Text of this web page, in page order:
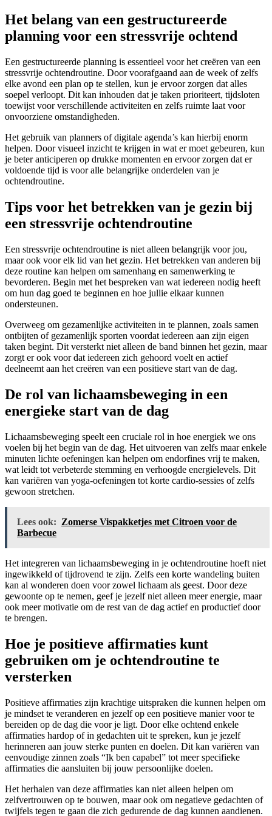
Het belang van een gestructureerde
planning voor een stressvrije ochtend
Een gestructureerde planning is essentieel voor het creëren van een
stressvrije ochtendroutine. Door voorafgaand aan de week of zelfs
elke avond een plan op te stellen, kun je ervoor zorgen dat alles
soepel verloopt. Dit kan inhouden dat je taken prioriteert, tijdsloten
toewijst voor verschillende activiteiten en zelfs ruimte laat voor
onvoorziene omstandigheden.
Het gebruik van planners of digitale agenda’s kan hierbij enorm
helpen. Door visueel inzicht te krijgen in wat er moet gebeuren, kun
je beter anticiperen op drukke momenten en ervoor zorgen dat er
voldoende tijd is voor alle belangrijke onderdelen van je
ochtendroutine.
Tips voor het betrekken van je gezin bij
een stressvrije ochtendroutine
Een stressvrije ochtendroutine is niet alleen belangrijk voor jou,
maar ook voor elk lid van het gezin. Het betrekken van anderen bij
deze routine kan helpen om samenhang en samenwerking te
bevorderen. Begin met het bespreken van wat iedereen nodig heeft
om hun dag goed te beginnen en hoe jullie elkaar kunnen
ondersteunen.
Overweeg om gezamenlijke activiteiten in te plannen, zoals samen
ontbijten of gezamenlijk sporten voordat iedereen aan zijn eigen
taken begint. Dit versterkt niet alleen de band binnen het gezin, maar
zorgt er ook voor dat iedereen zich gehoord voelt en actief
deelneemt aan het creëren van een positieve start van de dag.
De rol van lichaamsbeweging in een
energieke start van de dag
Lichaamsbeweging speelt een cruciale rol in hoe energiek we ons
voelen bij het begin van de dag. Het uitvoeren van zelfs maar enkele
minuten lichte oefeningen kan helpen om endorfines vrij te maken,
wat leidt tot verbeterde stemming en verhoogde energielevels. Dit
kan variëren van yoga-oefeningen tot korte cardio-sessies of zelfs
gewoon stretchen.
Lees ook: Zomerse Vispakketjes met Citroen voor de
Barbecue
Het integreren van lichaamsbeweging in je ochtendroutine hoeft niet
ingewikkeld of tijdrovend te zijn. Zelfs een korte wandeling buiten
kan al wonderen doen voor zowel lichaam als geest. Door deze
gewoonte op te nemen, geef je jezelf niet alleen meer energie, maar
ook meer motivatie om de rest van de dag actief en productief door
te brengen.
Hoe je positieve affirmaties kunt
gebruiken om je ochtendroutine te
versterken
Positieve affirmaties zijn krachtige uitspraken die kunnen helpen om
je mindset te veranderen en jezelf op een positieve manier voor te
bereiden op de dag die voor je ligt. Door elke ochtend enkele
affirmaties hardop of in gedachten uit te spreken, kun je jezelf
herinneren aan jouw sterke punten en doelen. Dit kan variëren van
eenvoudige zinnen zoals “Ik ben capabel” tot meer specifieke
affirmaties die aansluiten bij jouw persoonlijke doelen.
Het herhalen van deze affirmaties kan niet alleen helpen om
zelfvertrouwen op te bouwen, maar ook om negatieve gedachten of
twijfels tegen te gaan die zich gedurende de dag kunnen aandienen.